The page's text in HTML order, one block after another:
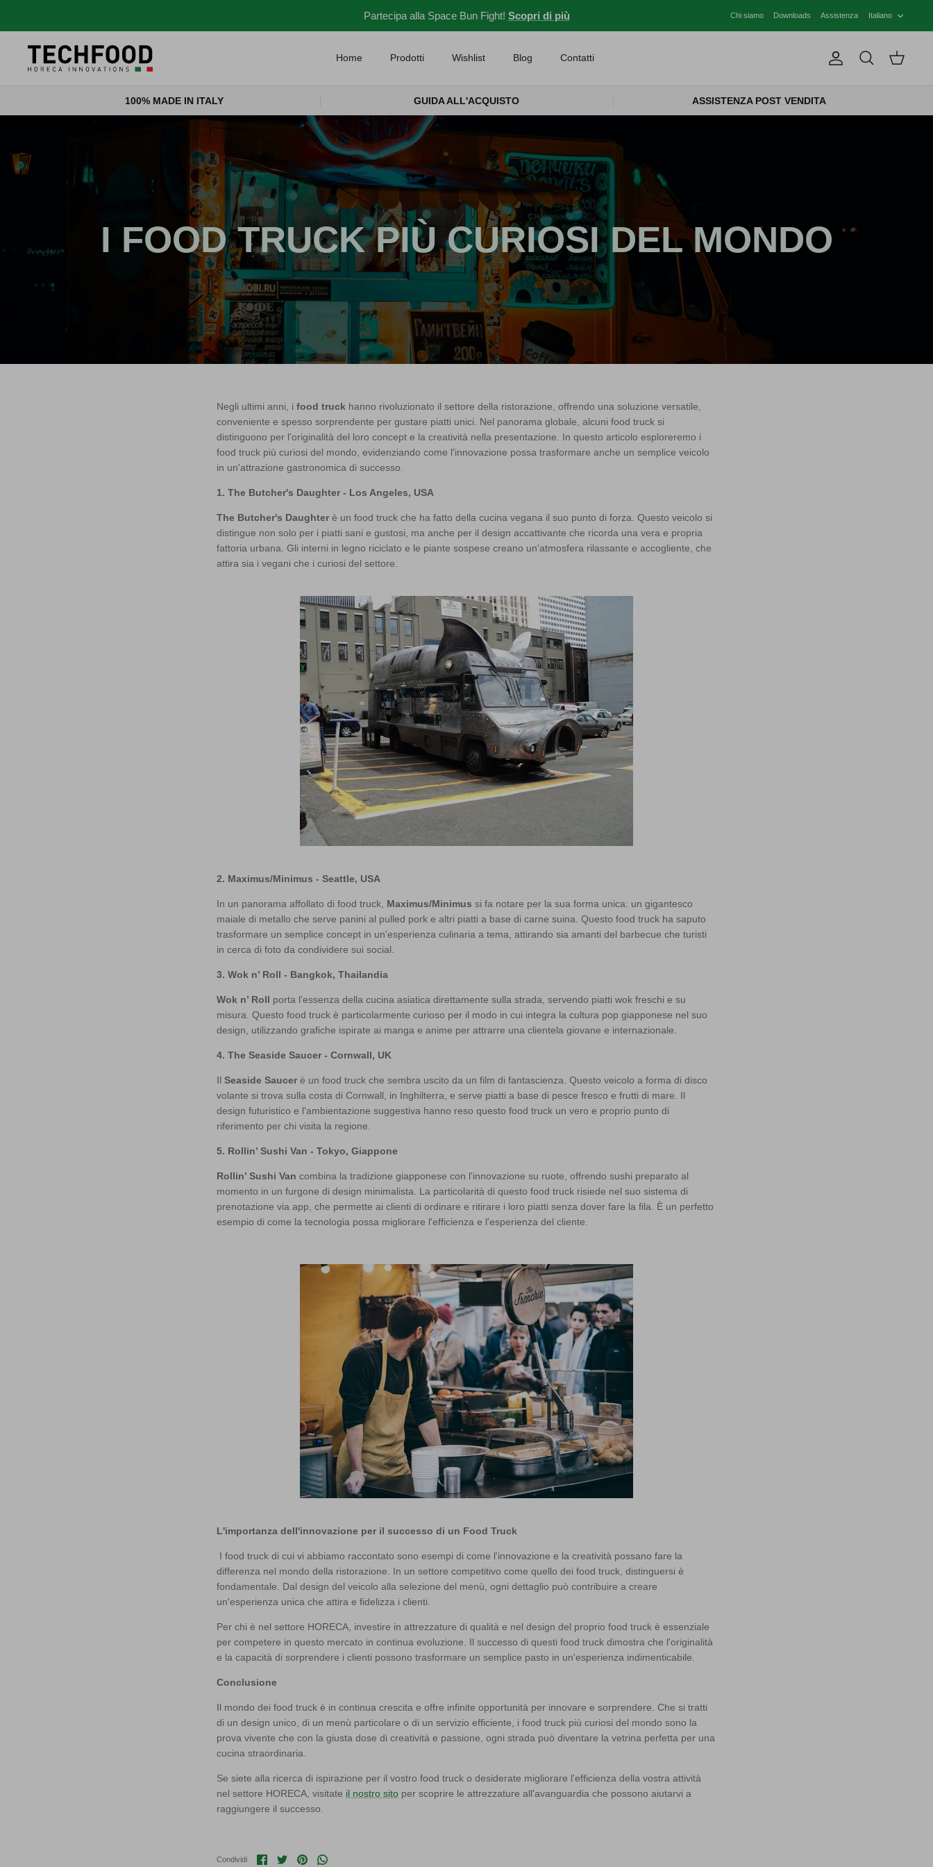
Partecipa alla Space Bun Fight! Scopri di più Chi siamo Downloads Assistenza Italiano
Home Prodotti Wishlist Blog Contatti Account
Cerca Carrello
100% MADE IN ITALY GUIDA ALL'ACQUISTO ASSISTENZA POST VENDITA
I FOOD TRUCK PIÙ CURIOSI DEL MONDO
Negli ultimi anni, i food truck hanno rivoluzionato il settore della ristorazione, offrendo una soluzione versatile,
conveniente e spesso sorprendente per gustare piatti unici. Nel panorama globale, alcuni food truck si
distinguono per l'originalità del loro concept e la creatività nella presentazione. In questo articolo esploreremo i
food truck più curiosi del mondo, evidenziando come l'innovazione possa trasformare anche un semplice veicolo
in un'attrazione gastronomica di successo.
1. The Butcher's Daughter - Los Angeles, USA
The Butcher's Daughter è un food truck che ha fatto della cucina vegana il suo punto di forza. Questo veicolo si
distingue non solo per i piatti sani e gustosi, ma anche per il design accattivante che ricorda una vera e propria
fattoria urbana. Gli interni in legno riciclato e le piante sospese creano un'atmosfera rilassante e accogliente, che
attira sia i vegani che i curiosi del settore.
2. Maximus/Minimus - Seattle, USA
In un panorama affollato di food truck, Maximus/Minimus si fa notare per la sua forma unica: un gigantesco
maiale di metallo che serve panini al pulled pork e altri piatti a base di carne suina. Questo food truck ha saputo
trasformare un semplice concept in un'esperienza culinaria a tema, attirando sia amanti del barbecue che turisti
in cerca di foto da condividere sui social.
3. Wok n’ Roll - Bangkok, Thailandia
Wok n’ Roll porta l'essenza della cucina asiatica direttamente sulla strada, servendo piatti wok freschi e su
misura. Questo food truck è particolarmente curioso per il modo in cui integra la cultura pop giapponese nel suo
design, utilizzando grafiche ispirate ai manga e anime per attrarre una clientela giovane e internazionale.
4. The Seaside Saucer - Cornwall, UK
Il Seaside Saucer è un food truck che sembra uscito da un film di fantascienza. Questo veicolo a forma di disco
volante si trova sulla costa di Cornwall, in Inghilterra, e serve piatti a base di pesce fresco e frutti di mare. Il
design futuristico e l'ambientazione suggestiva hanno reso questo food truck un vero e proprio punto di
riferimento per chi visita la regione.
5. Rollin’ Sushi Van - Tokyo, Giappone
Rollin’ Sushi Van combina la tradizione giapponese con l'innovazione su ruote, offrendo sushi preparato al
momento in un furgone di design minimalista. La particolarità di questo food truck risiede nel suo sistema di
prenotazione via app, che permette ai clienti di ordinare e ritirare i loro piatti senza dover fare la fila. È un perfetto
esempio di come la tecnologia possa migliorare l'efficienza e l'esperienza del cliente.
L'importanza dell'innovazione per il successo di un Food Truck
I food truck di cui vi abbiamo raccontato sono esempi di come l'innovazione e la creatività possano fare la
differenza nel mondo della ristorazione. In un settore competitivo come quello dei food truck, distinguersi è
fondamentale. Dal design del veicolo alla selezione del menù, ogni dettaglio può contribuire a creare
un'esperienza unica che attira e fidelizza i clienti.
Per chi è nel settore HORECA, investire in attrezzature di qualità e nel design del proprio food truck è essenziale
per competere in questo mercato in continua evoluzione. Il successo di questi food truck dimostra che l'originalità
e la capacità di sorprendere i clienti possono trasformare un semplice pasto in un'esperienza indimenticabile.
Conclusione
Il mondo dei food truck è in continua crescita e offre infinite opportunità per innovare e sorprendere. Che si tratti
di un design unico, di un menù particolare o di un servizio efficiente, i food truck più curiosi del mondo sono la
prova vivente che con la giusta dose di creatività e passione, ogni strada può diventare la vetrina perfetta per una
cucina straordinaria.
Se siete alla ricerca di ispirazione per il vostro food truck o desiderate migliorare l'efficienza della vostra attività
nel settore HORECA, visitate il nostro sito per scoprire le attrezzature all'avanguardia che possono aiutarvi a
raggiungere il successo.
Condividi Condividi su Facebook
Condividi su Twitter
Condividi su Pinterest
Translation missing: it.general.social.share_on_whatsapp